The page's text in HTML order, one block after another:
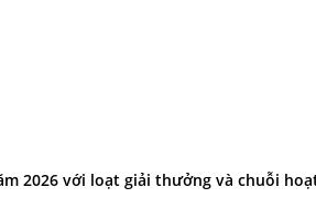
2026 với loạt giải thưởng và chuỗi